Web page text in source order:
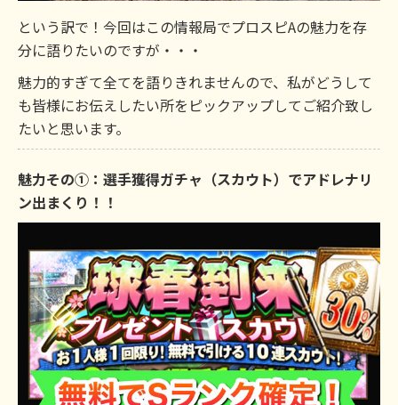
という訳で！今回はこの情報局でプロスピAの魅力を存
分に語りたいのですが・・・
魅力的すぎて全てを語りきれませんので、私がどうして
も皆様にお伝えしたい所をピックアップしてご紹介致し
たいと思います。
魅力その①：選手獲得ガチャ（スカウト）でアドレナリ
ン出まくり！！